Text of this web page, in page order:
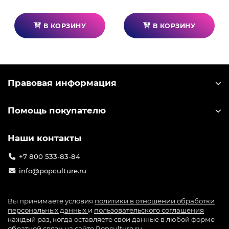
В КОРЗИНУ В КОРЗИНУ
Правовая информация
Помощь покупателю
Наши контакты
+7 800 533-83-84
info@popculture.ru
Вы принимаете условия политики в отношении обработки
персональных данных и пользовательского соглашения
каждый раз, когда оставляете свои данные в любой форме